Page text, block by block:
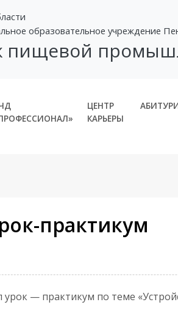
образовательное учреждение
пищевой
ЦЕНТР
КАРЬЕРЫ
практикум
— практикум по теме